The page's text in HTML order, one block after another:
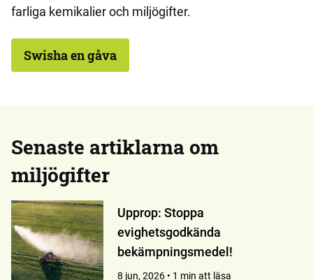
farliga kemikalier och miljögifter.
Swisha en gåva
Senaste artiklarna om
miljögifter
Upprop: Stoppa
evighetsgodkända
bekämpningsmedel!
8 jun, 2026 • 1 min att läsa